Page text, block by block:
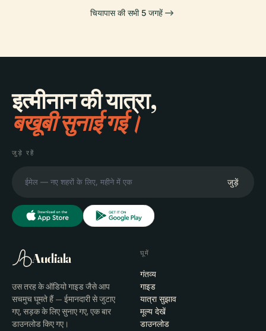
चियापास की सभी 5 जगहें
इत्मीनान की यात्रा,
बखूबी सुनाई गई।
जुड़े रहें
जुड़ें
Audiala
उस तरह के ऑडियो गाइड जैसे आप
सचमुच घूमते हैं — ईमानदारी से जुटाए
गए, सड़क के लिए सुनाए गए, एक बार
डाउनलोड किए गए।
घूमें
गंतव्य
गाइड
यात्रा सुझाव
मूल्य देखें
डाउनलोड